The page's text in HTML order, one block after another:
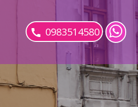
0983514580